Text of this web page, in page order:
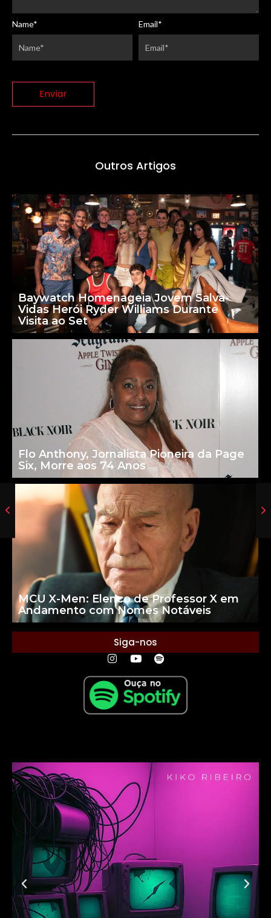
Name* Email*
Outros Artigos
Baywatch Homenageia Jovem Salva-
Vidas Herói Ryder Williams Durante
Visita ao Set
Flo Anthony, Jornalista Pioneira da Page
Six, Morre aos 74 Anos
MCU X-Men: Elenco de Professor X em
Andamento com Nomes Notáveis
Siga-nos